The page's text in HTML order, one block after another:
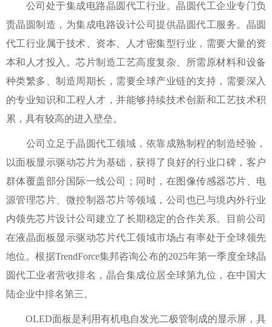
公司处于集成电路晶圆代工行业。晶圆代工企业专门负
责晶圆制造，为集成电路设计公司提供晶圆代工服务。晶圆
代工行业属于技术、资本、人才密集型行业，需要大量的资
本和人才投入。芯片制造工艺高度复杂、所需原材料和设备
种类繁多、制造周期长，需要全球产业链的支持，需要深入
的专业知识和工程人才，并能够持续技术创新和工艺技术积
累，具有较高的进入壁垒。
公司立足于晶圆代工领域，依靠成熟制程的制造经验，
以面板显示驱动芯片为基础，获得了良好的行业口碑，客户
群体覆盖部分国际一线公司；同时，在图像传感器芯片、电
源管理芯片、微控制器芯片等领域，公司也已与境内外行业
内领先芯片设计公司建立了长期稳定的合作关系。目前公司
在液晶面板显示驱动芯片代工领域市场占有率处于全球领先
地位。根据TrendForce集邦咨询公布的2025年第一季度全球晶
圆代工业者营收排名，晶合集成位居全球第九位，在中国大
陆企业中排名第三。
OLED面板是利用有机电自发光二极管制成的显示屏，具